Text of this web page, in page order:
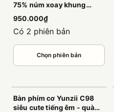
75% núm xoay khung
nhựa đầm êm
950.000₫
Có 2 phiên bản
Chọn phiên bản
Bàn phím cơ Yunzii C98
siêu cute tiếng êm - quà